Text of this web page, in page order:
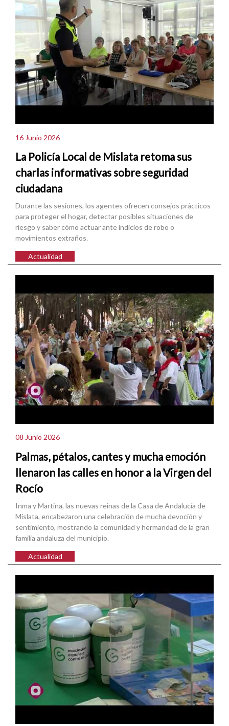
16 Junio 2026
La Policía Local de Mislata retoma sus
charlas informativas sobre seguridad
ciudadana
Durante las sesiones, los agentes ofrecen consejos prácticos
para proteger el hogar, detectar posibles situaciones de
riesgo y saber cómo actuar ante indicios de robo o
movimientos extraños.
Actualidad
08 Junio 2026
Palmas, pétalos, cantes y mucha emoción
llenaron las calles en honor a la Virgen del
Rocío
Inma y Martina, las nuevas reinas de la Casa de Andalucía de
Mislata, encabezaron una celebración de mucha devoción y
sentimiento, mostrando la comunidad y hermandad de la gran
familia andaluza del municipio.
Actualidad